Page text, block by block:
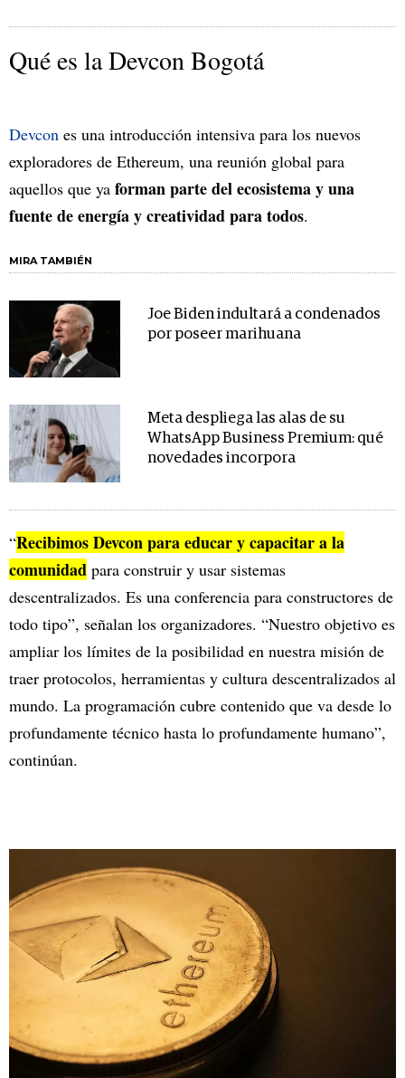
Qué es la Devcon Bogotá
Devcon es una introducción intensiva para los nuevos
exploradores de Ethereum, una reunión global para
aquellos que ya forman parte del ecosistema y una
fuente de energía y creatividad para todos.
MIRA TAMBIÉN
Joe Biden indultará a condenados
por poseer marihuana
Meta despliega las alas de su
WhatsApp Business Premium: qué
novedades incorpora
“Recibimos Devcon para educar y capacitar a la
comunidad para construir y usar sistemas
descentralizados. Es una conferencia para constructores de
todo tipo”, señalan los organizadores. “Nuestro objetivo es
ampliar los límites de la posibilidad en nuestra misión de
traer protocolos, herramientas y cultura descentralizados al
mundo. La programación cubre contenido que va desde lo
profundamente técnico hasta lo profundamente humano”,
continúan.